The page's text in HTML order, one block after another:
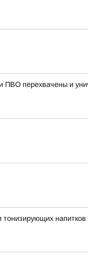
перехвачены и
тонизирующих напитков